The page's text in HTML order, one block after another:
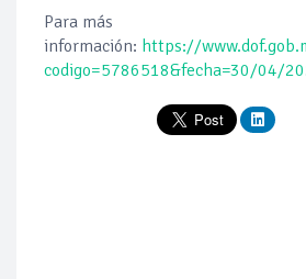
Para más
información: https://
codigo=5786518&fecha=30/04/